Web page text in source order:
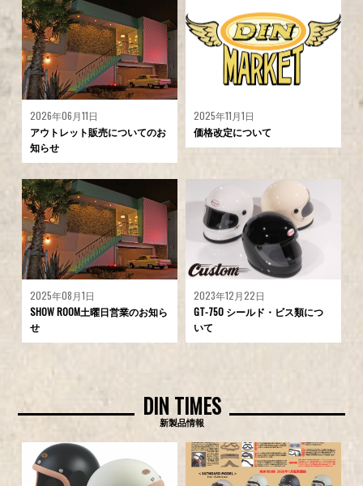
2026年06月11日
アウトレット販売についてのお
知らせ
2025年11月1日
価格改定について
2025年08月1日
SHOW ROOM土曜日営業のお知ら
せ
2023年12月22日
GT-750 シールド・ビス類につ
いて
DIN TIMES
新製品情報